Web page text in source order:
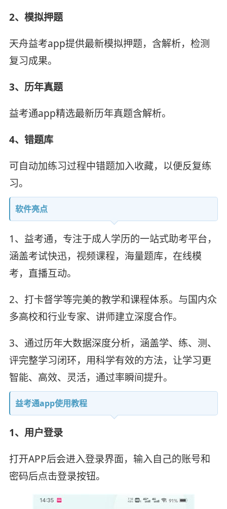
2、模拟押题
天舟益考app提供最新模拟押题，含解析，检测
复习成果。
3、历年真题
益考通app精选最新历年真题含解析。
4、错题库
可自动加练习过程中错题加入收藏，以便反复练
习。
软件亮点
1、益考通，专注于成人学历的一站式助考平台，
涵盖考试快迅，视频课程，海量题库，在线模
考，直播互动。
2、打卡督学等完美的教学和课程体系。与国内众
多高校和行业专家、讲师建立深度合作。
3、通过历年大数据深度分析，涵盖学、练、测、
评完整学习闭环，用科学有效的方法，让学习更
智能、高效、灵活，通过率瞬间提升。
益考通app使用教程
1、用户登录
打开APP后会进入登录界面，输入自己的账号和
密码后点击登录按钮。